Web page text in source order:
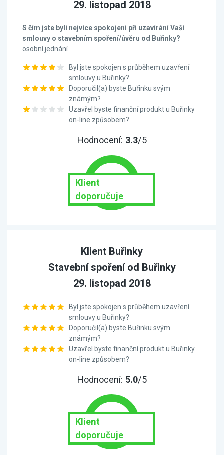
29. listopad 2018
S čím jste byli nejvíce spokojeni při uzavírání Vaší
smlouvy o stavebním spoření/úvěru od Buřinky?
osobní jednání
Byl jste spokojen s průběhem uzavření
smlouvy u Buřinky?
Doporučil(a) byste Buřinku svým
známým?
Uzavřel byste finanční produkt u Buřinky
on-line způsobem?
Hodnocení: 3.3/5
Klient
doporučuje
Klient Buřinky
Stavební spoření od Buřinky
29. listopad 2018
Byl jste spokojen s průběhem uzavření
smlouvy u Buřinky?
Doporučil(a) byste Buřinku svým
známým?
Uzavřel byste finanční produkt u Buřinky
on-line způsobem?
Hodnocení: 5.0/5
Klient
doporučuje